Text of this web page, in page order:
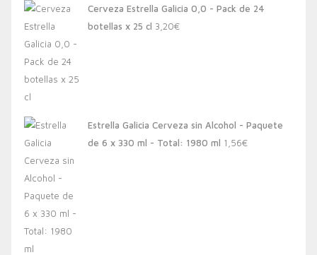
Cerveza Estrella Galicia 0,0 - Pack de 24
botellas x 25 cl 3,20€
Estrella Galicia Cerveza sin Alcohol - Paquete
de 6 x 330 ml - Total: 1980 ml 1,56€